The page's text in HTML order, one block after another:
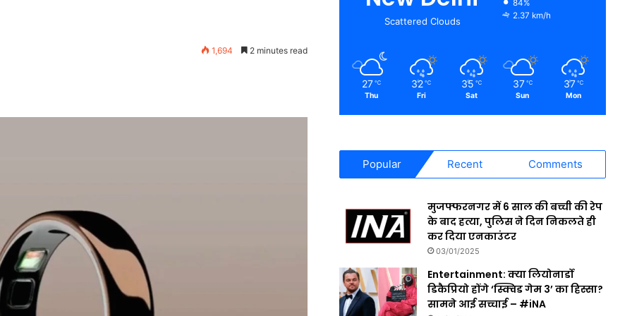
1,694 2 minutes read
Scattered Clouds
84%
2.37 km/h
27 ℃
Thu
32 ℃
Fri
35 ℃
Sat
37 ℃
Sun
37 ℃
Mon
Popular Recent Comments
मुजफ्फरनगर में 6 साल की बच्ची की रेप
के बाद हत्या, पुलिस ने दिन निकलते ही
कर दिया एनकाउंटर
03/01/2025
Entertainment: क्या लियोनार्डो
डिकैप्रियो होंगे ‘स्क्विड गेम 3’ का हिस्सा?
सामने आई सच्चाई – #iNA